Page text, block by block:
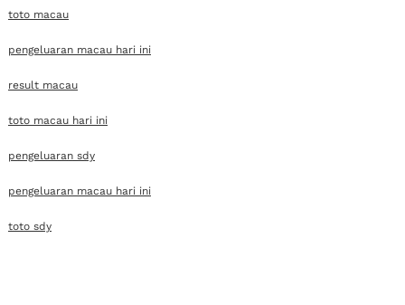
toto macau
pengeluaran macau hari ini
result macau
toto macau hari ini
pengeluaran sdy
pengeluaran macau hari ini
toto sdy